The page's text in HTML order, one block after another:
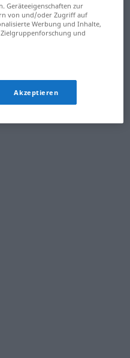
Geräteeigenschaften zur
von und/oder Zugriff auf
Werbung und Inhalte,
und
Akzeptieren